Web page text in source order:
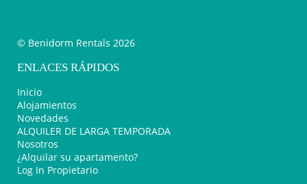
© Benidorm Rentals 2026
ENLACES RÁPIDOS
Inicio
Alojamientos
Novedades
ALQUILER DE LARGA TEMPORADA
Nosotros
¿Alquilar su apartamento?
Log In Propietario